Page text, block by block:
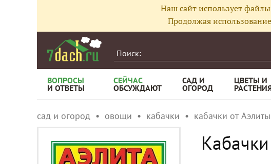
Наш сайт использует
Продолжая
ВОПРОСЫ
И ОТВЕТЫ
СЕЙЧАС
ОБСУЖДАЮТ
САД И
ОГОРОД
ЦВЕТЫ И
сад и огород овощи кабачки кабачки от Аэлиты